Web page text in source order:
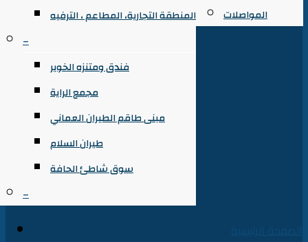
المواصلات
المنطقة التجارية، المطاعم ، الترفيه
–
فندق ومتنزه الخوير
مجمع الراية
مبنى طاقم الطيران العماني
طيران السلام
سوق شاطئ الحافة
–
الصفحة الرئيسية